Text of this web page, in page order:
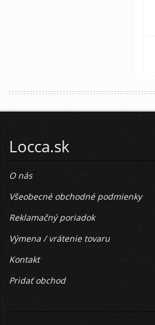
Locca.sk
O nás
Všeobecné obchodné podmienky
Reklamačný poriadok
Výmena / vrátenie tovaru
Kontakt
Pridať obchod